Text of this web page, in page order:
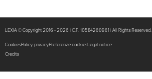
LEXIA © Copyright 2016 - 2026 | C.F. 10584260961 | All Rights Reserved.
CookiesPolicy privacyPreferenze cookiesLegal notice
Credits